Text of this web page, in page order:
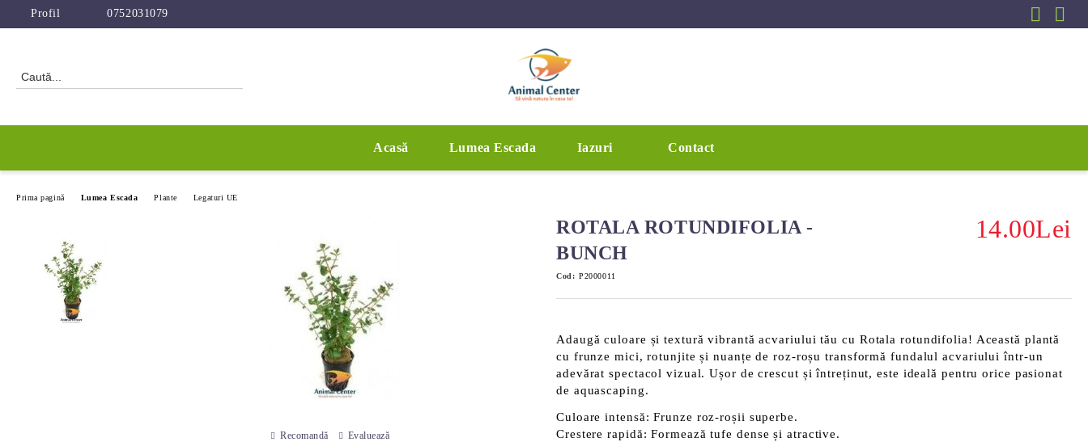
Profil 0752031079
Acasă Lumea Escada Iazuri Contact
Prima pagină Lumea Escada Plante Legaturi UE
ROTALA ROTUNDIFOLIA -
BUNCH
14.00Lei
Cod: P2000011
Adaugă culoare și textură vibrantă acvariului tău cu Rotala rotundifolia! Această plantă
cu frunze mici, rotunjite și nuanțe de roz-roșu transformă fundalul acvariului într-un
adevărat spectacol vizual. Ușor de crescut și întreținut, este ideală pentru orice pasionat
de aquascaping.
Culoare intensă: Frunze roz-roșii superbe.
Crestere rapidă: Formează tufe dense și atractive.
Recomandă Evaluează